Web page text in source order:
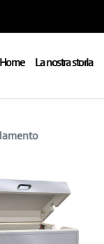
Home La nostra storia